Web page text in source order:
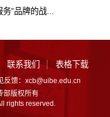
”品牌的战...
联系我们 表格下载
反馈：xcb@uibe.edu.cn
部版权所有
rights reserved.